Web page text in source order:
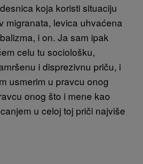
koja koristi situaciju
migranata, levica uhvaćena
i on. Ja sam ipak
celu tu sociološku,
i disprezivnu priču, i
usmerim u pravcu onog
onog što i mene kao
u celoj toj priči najviše